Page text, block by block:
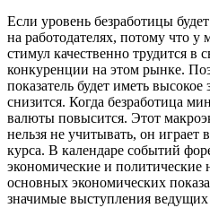
Если уровень безработицы
на работодателях, потому что у
стимул качественно трудится в
конкуренции на этом рынке.
показатель будет иметь высокое
снизится. Когда безработица
валюты повысится. Этот
нельзя не учитывать, он
курса. В календаре событий
экономические и политические
основных экономических
значимые выступления ведущих